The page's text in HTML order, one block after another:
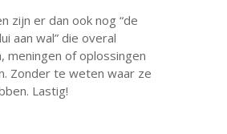
zijn er dan ook nog “de
aan wal” die overal
meningen of oplossingen
Zonder te weten waar ze
Lastig!